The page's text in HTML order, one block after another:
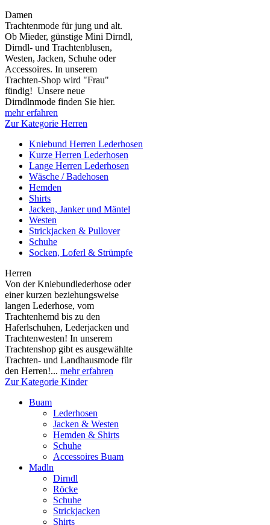
Damen
Trachtenmode für jung und alt.
Ob Mieder, günstige Mini Dirndl,
Dirndl- und Trachtenblusen,
Westen, Jacken, Schuhe oder
Accessoires. In unserem
Trachten-Shop wird "Frau"
fündig! Unsere neue
Dirndlnmode finden Sie hier.
mehr erfahren
Zur Kategorie Herren
Kniebund Herren Lederhosen
Kurze Herren Lederhosen
Lange Herren Lederhosen
Wäsche / Badehosen
Hemden
Shirts
Jacken, Janker und Mäntel
Westen
Strickjacken & Pullover
Schuhe
Socken, Loferl & Strümpfe
Herren
Von der Kniebundlederhose oder
einer kurzen beziehungsweise
langen Lederhose, vom
Trachtenhemd bis zu den
Haferlschuhen, Lederjacken und
Trachtenwesten! In unserem
Trachtenshop gibt es ausgewählte
Trachten- und Landhausmode für
den Herren!... mehr erfahren
Zur Kategorie Kinder
Buam
Lederhosen
Jacken & Westen
Hemden & Shirts
Schuhe
Accessoires Buam
Madln
Dirndl
Röcke
Schuhe
Strickjacken
Shirts